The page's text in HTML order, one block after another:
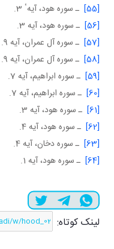
[55]
ـ سوره هود، آيهٴ 3.
[56]
ـ سوره هود، آيه 3.
[57]
ـ سوره آل عمران، آيه 9.
[58]
ـ سوره آل عمران، آيه 9.
[59]
ـ سوره ابراهيم، آيه 7.
[60]
ـ سوره ابراهيم، آيه 7.
[61]
ـ سوره هود، آيه 3.
[62]
ـ سوره هود، آيه 4.
[63]
ـ سوره دخان، آيه 4.
[64]
ـ سوره هود، آيه 1.
لینک کوتاه: